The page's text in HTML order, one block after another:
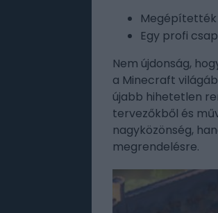
Egy profi
Nem újdonság,
a Minecraft
újabb hihetetlen
tervezőkből és
nagyközönség,
megrendelésre.